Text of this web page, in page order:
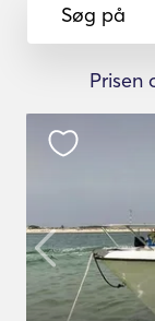
Søg på
Prisen